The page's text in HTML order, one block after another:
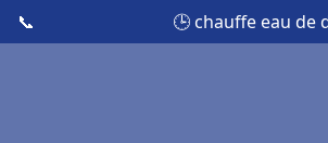
📞 🕒 chauffe eau de